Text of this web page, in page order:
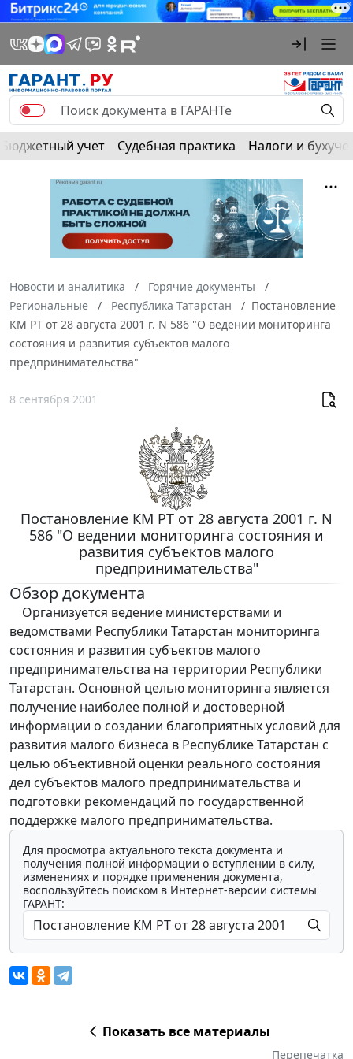
Бюджетный учет Судебная практика Налоги и
Новости и аналитика
Горячие документы
Региональные
Республика Татарстан
Постановление
КМ РТ от 28 августа 2001 г. N 586 "О ведении мониторинга
состояния и развития субъектов малого
предпринимательства"
8 сентября 2001
Постановление КМ РТ от 28 августа 2001 г. N
586 "О ведении мониторинга состояния и
развития субъектов малого
предпринимательства"
Обзор документа
Организуется ведение министерствами и
ведомствами Республики Татарстан мониторинга
состояния и развития субъектов малого
предпринимательства на территории Республики
Татарстан. Основной целью мониторинга является
получение наиболее полной и достоверной
информации о создании благоприятных условий для
развития малого бизнеса в Республике Татарстан с
целью объективной оценки реального состояния
дел субъектов малого предпринимательства и
подготовки рекомендаций по государственной
поддержке малого предпринимательства.
Для просмотра актуального текста документа и
получения полной информации о вступлении в силу,
изменениях и порядке применения документа,
воспользуйтесь поиском в Интернет-версии системы
ГАРАНТ:
Показать все материалы
Перепечатка